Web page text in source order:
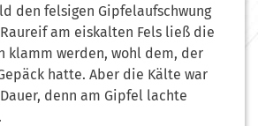
den felsigen Gipfelaufschwung
am eiskalten Fels ließ die
klamm werden, wohl dem, der
hatte. Aber die Kälte war
denn am Gipfel lachte